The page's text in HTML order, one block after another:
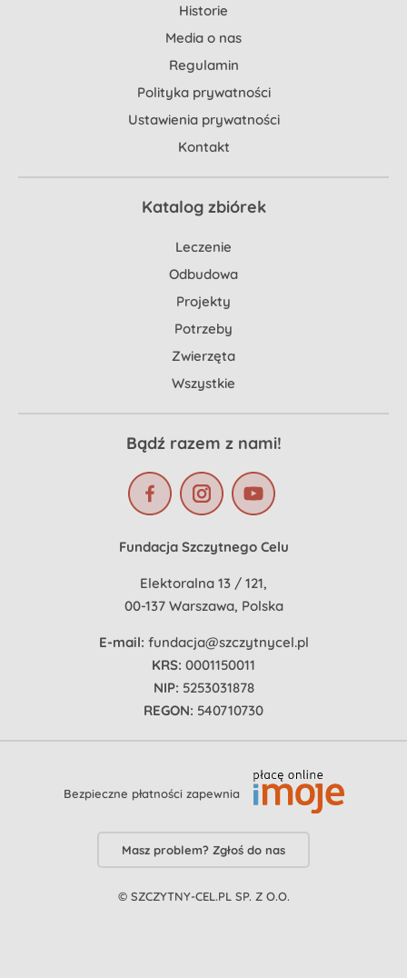
Historie
Media o nas
Regulamin
Polityka prywatności
Ustawienia prywatności
Kontakt
Katalog zbiórek
Leczenie
Odbudowa
Projekty
Potrzeby
Zwierzęta
Wszystkie
Bądź razem z nami!
Fundacja Szczytnego Celu
Elektoralna 13 / 121,
00-137 Warszawa, Polska
E-mail: fundacja@szczytnycel.pl
KRS: 0001150011
NIP: 5253031878
REGON: 540710730
Bezpieczne płatności zapewnia
Masz problem? Zgłoś do nas
© SZCZYTNY-CEL.PL SP. Z O.O.